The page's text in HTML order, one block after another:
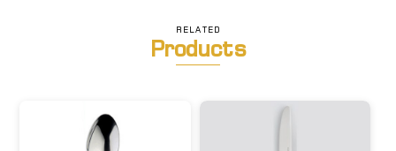
RELATED
Products